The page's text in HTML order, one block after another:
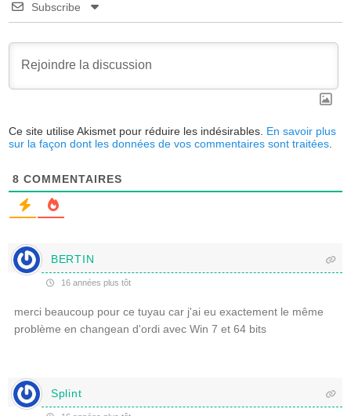
Subscribe
Ce site utilise Akismet pour réduire les indésirables. En savoir plus
sur la façon dont les données de vos commentaires sont traitées
8 COMMENTAIRES
BERTIN
16 années plus tôt
merci beaucoup pour ce tuyau car j'ai eu exactement le même
problème en changean d'ordi avec Win 7 et 64 bits
Splint